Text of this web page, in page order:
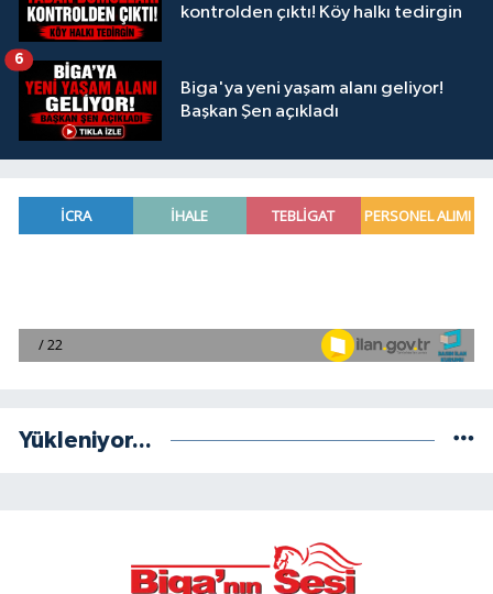
kontrolden çıktı! Köy halkı tedirgin
Biga'ya yeni yaşam alanı geliyor!
Başkan Şen açıkladı
6
Yükleniyor...